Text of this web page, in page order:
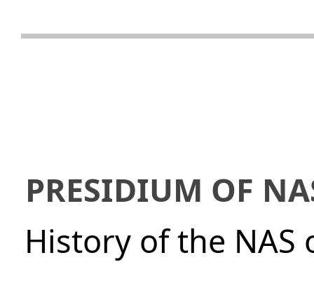
PRESIDIUM OF
History of the NAS